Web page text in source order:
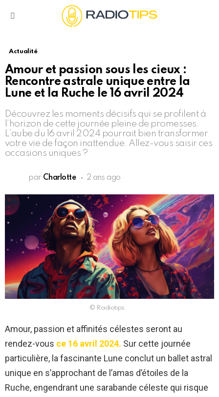
Actualité
Amour et passion sous les cieux :
Rencontre astrale unique entre la
Lune et la Ruche le 16 avril 2024
Découvrez les moments décisifs qui se profilent à
l’horizon de cette journée pleine de promesses.
L’aube du 16 avril 2024 pourrait bien transformer
votre vie de façon inattendue. Allez-vous saisir ces
occasions uniques ?
par Charlotte 2 ans ago
© Radiotips
Amour, passion et affinités célestes seront au
rendez-vous ce 16 avril 2024. Sur cette journée
particulière, la fascinante Lune conclut un ballet astral
unique en s’approchant de l’amas d’étoiles de la
Ruche, engendrant une sarabande céleste qui risque